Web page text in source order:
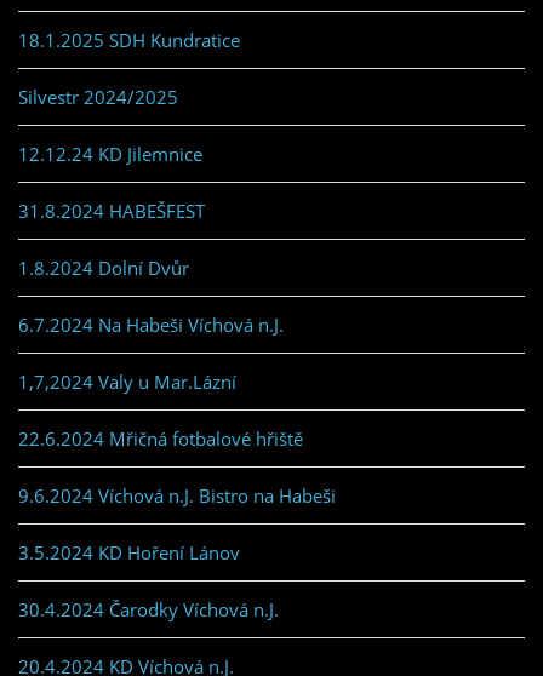
18.1.2025 SDH Kundratice
Silvestr 2024/2025
12.12.24 KD Jilemnice
31.8.2024 HABEŠFEST
1.8.2024 Dolní Dvůr
6.7.2024 Na Habeši Víchová n.J.
1,7,2024 Valy u Mar.Lázní
22.6.2024 Mřičná fotbalové hřiště
9.6.2024 Víchová n.J. Bistro na Habeši
3.5.2024 KD Hoření Lánov
30.4.2024 Čarodky Víchová n.J.
20.4.2024 KD Víchová n.J.